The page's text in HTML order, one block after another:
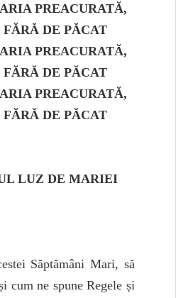
PREACURATĂ,
DE PĂCAT
PREACURATĂ,
DE PĂCAT
PREACURATĂ,
DE PĂCAT
LUZ DE MARIEI
Săptămâni Mari, să
cum ne spune Regele și